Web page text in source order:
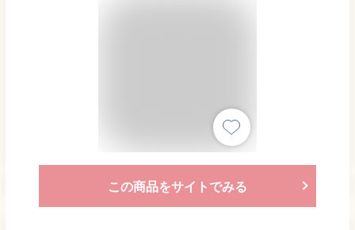
この商品をサイトでみる